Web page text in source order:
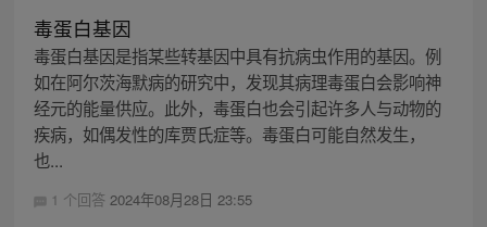
毒蛋白基因
毒蛋白基因是指某些转基因中具有抗病虫作用的基因。例
如在阿尔茨海默病的研究中，发现其病理毒蛋白会影响神
经元的能量供应。此外，毒蛋白也会引起许多人与动物的
疾病，如偶发性的库贾氏症等。毒蛋白可能自然发生，
也...
1 个回答 2024年08月28日 23:55